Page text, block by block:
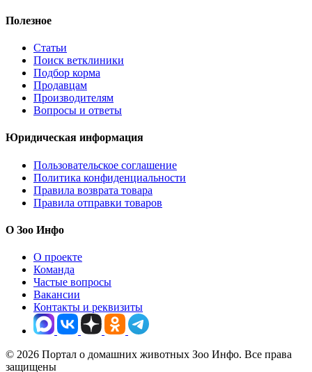
Полезное
Статьи
Поиск ветклиники
Подбор корма
Продавцам
Производителям
Вопросы и ответы
Юридическая информация
Пользовательское соглашение
Политика конфиденциальности
Правила возврата товара
Правила отправки товаров
О Зоо Инфо
О проекте
Команда
Частые вопросы
Вакансии
Контакты и реквизиты
© 2026 Портал о домашних животных Зоо Инфо. Все права
защищены